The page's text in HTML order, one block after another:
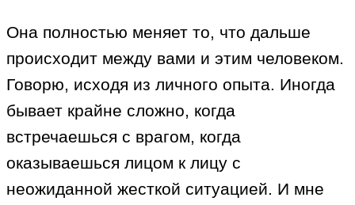
Она полностью меняет то, что дальше
происходит между вами и этим человеком.
Говорю, исходя из личного опыта. Иногда
бывает крайне сложно, когда
встречаешься с врагом, когда
оказываешься лицом к лицу с
неожиданной жесткой ситуацией. И мне